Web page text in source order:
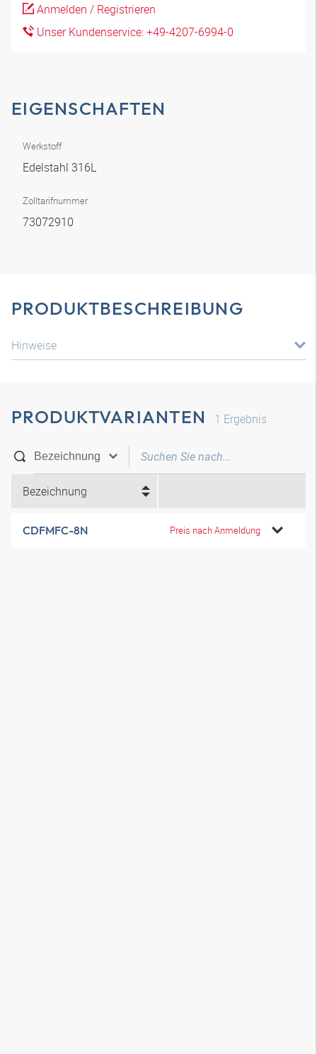
Anmelden / Registrieren
Unser Kundenservice: +49-4207-6994-0
EIGENSCHAFTEN
Werkstoff
Edelstahl 316L
Zolltarifnummer
73072910
PRODUKTBESCHREIBUNG
Hinweise
PRODUKTVARIANTEN 1 Ergebnis
Bezeichnung
CDFMFC-8N Preis nach Anmeldung